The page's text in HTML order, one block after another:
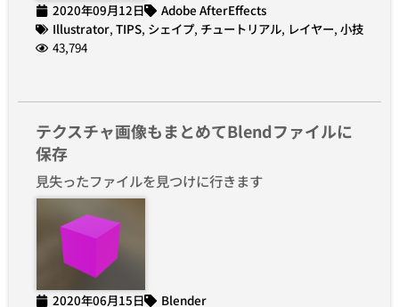
2020年09月12日
Adobe AfterEffects
Illustrator, TIPS, シェイプ, チュートリアル, レイヤー, 小技
43,794
テクスチャ画像もまとめてBlendファイルに
保存
見失ったファイルを見つけに行きます
2020年06月15日
Blender